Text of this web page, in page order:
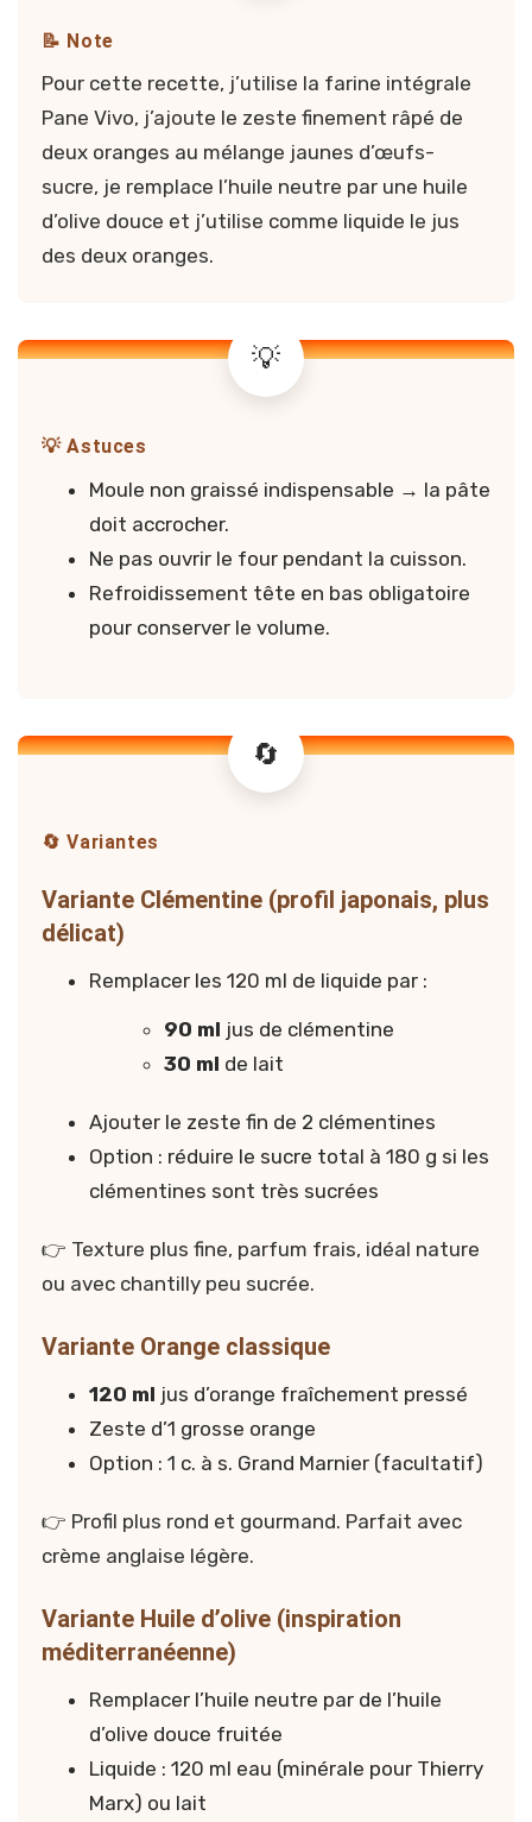
📝 Note
Pour cette recette, j’utilise la farine intégrale
Pane Vivo, j’ajoute le zeste finement râpé de
deux oranges au mélange jaunes d’œufs-
sucre, je remplace l’huile neutre par une huile
d’olive douce et j’utilise comme liquide le jus
des deux oranges.
💡 Astuces
Moule non graissé indispensable → la pâte
doit accrocher.
Ne pas ouvrir le four pendant la cuisson.
Refroidissement tête en bas obligatoire
pour conserver le volume.
🔄 Variantes
Variante Clémentine (profil japonais, plus
délicat)
Remplacer les 120 ml de liquide par :
90 ml jus de clémentine
30 ml de lait
Ajouter le zeste fin de 2 clémentines
Option : réduire le sucre total à 180 g si les
clémentines sont très sucrées
👉 Texture plus fine, parfum frais, idéal nature
ou avec chantilly peu sucrée.
Variante Orange classique
120 ml jus d’orange fraîchement pressé
Zeste d’1 grosse orange
Option : 1 c. à s. Grand Marnier (facultatif)
👉 Profil plus rond et gourmand. Parfait avec
crème anglaise légère.
Variante Huile d’olive (inspiration
méditerranéenne)
Remplacer l’huile neutre par de l’huile
d’olive douce fruitée
Liquide : 120 ml eau (minérale pour Thierry
Marx) ou lait